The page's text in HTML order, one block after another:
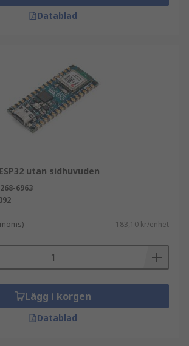
Datablad
utan sidhuvuden
268-6963
183,10 kr/enhet
Lägg i korgen
Datablad